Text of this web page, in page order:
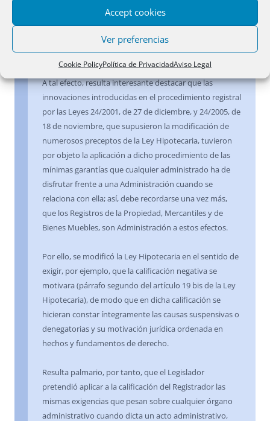
Accept cookies
Ver preferencias
Cookie PolicyPolítica de PrivacidadAviso Legal
Antes de entrar a resolver sobre la inscripción o no de
la escritura calificada, conviene realizar una serie de
precisiones acerca del contenido de la calificación y de
su necesaria motivación.
A tal efecto, resulta interesante destacar que las
innovaciones introducidas en el procedimiento registral
por las Leyes 24/2001, de 27 de diciembre, y 24/2005, de
18 de noviembre, que supusieron la modificación de
numerosos preceptos de la Ley Hipotecaria, tuvieron
por objeto la aplicación a dicho procedimiento de las
mínimas garantías que cualquier administrado ha de
disfrutar frente a una Administración cuando se
relaciona con ella; así, debe recordarse una vez más,
que los Registros de la Propiedad, Mercantiles y de
Bienes Muebles, son Administración a estos efectos.
Por ello, se modificó la Ley Hipotecaria en el sentido de
exigir, por ejemplo, que la calificación negativa se
motivara (párrafo segundo del artículo 19 bis de la Ley
Hipotecaria), de modo que en dicha calificación se
hicieran constar íntegramente las causas suspensivas o
denegatorias y su motivación jurídica ordenada en
hechos y fundamentos de derecho.
Resulta palmario, por tanto, que el Legislador
pretendió aplicar a la calificación del Registrador las
mismas exigencias que pesan sobre cualquier órgano
administrativo cuando dicta un acto administrativo,